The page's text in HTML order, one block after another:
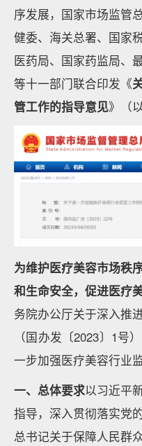
序发展，国家市场监管
健委、海关总署、国家
医药局、国家药监局、
等十一部门联合印发《
管工作的指导意见》（
为维护医疗美容市场秩
和生命安全，促进医疗
务院办公厅关于深入推
（国办发〔2023〕1号
一步加强医疗美容行业
一、总体要求以习近平
指导，深入贯彻落实党
总书记关于保障人民群